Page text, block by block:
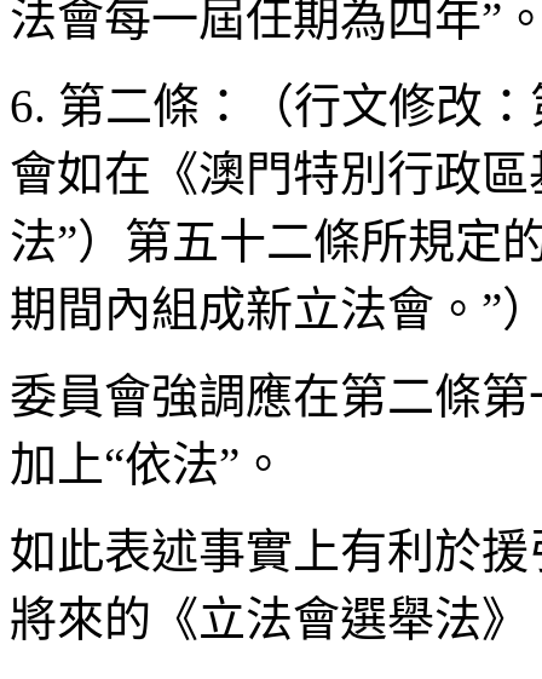
法會每一屆任期為四年”
6. 第二條：（行文修改
會如在《澳門特別行政
法”）第五十二條所規定
期間內組成新立法會。”
委員會強調應在第二條
加上“依法”。
如此表述事實上有利於
將來的《立法會選舉法》